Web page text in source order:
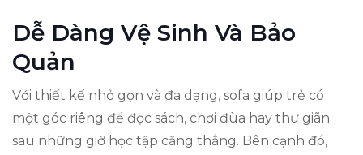
Dễ Dàng Vệ Sinh Và Bảo
Quản
Với thiết kế nhỏ gọn và đa dạng, sofa giúp trẻ có
một góc riêng để đọc sách, chơi đùa hay thư giãn
sau những giờ học tập căng thẳng. Bên cạnh đó,